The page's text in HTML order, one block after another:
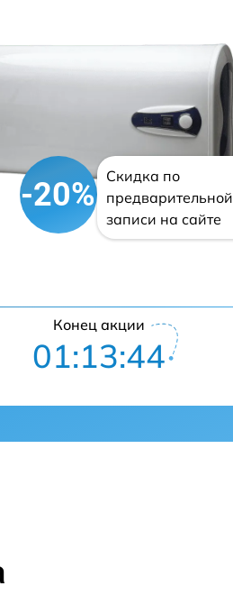
-20%
Скидка по
предварительной
записи на сайте
Конец акции
01:13:43